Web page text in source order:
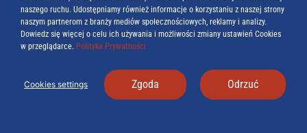
Baza wiedzy
Blog
Do pobrania
naszego ruchu. Udostępniamy również informacje o korzystaniu z naszej strony
naszym partnerom z branży mediów społecznościowych, reklamy i analizy.
Dowiedz się więcej o celu ich używania i możliwości zmiany ustawień Cookies
w przeglądarce. Polityka Prywatności
Cookies settings Zgoda Odrzuć